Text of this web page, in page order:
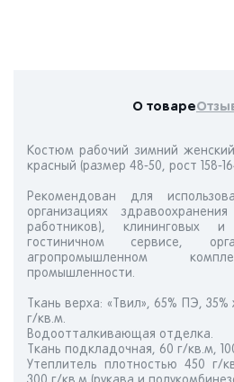
О товаре
Костюм рабочий зимний
красный (размер 48-50, рост 158-
Рекомендован для
организациях
работников), клининговых
гостиничном сервисе,
агропромышленном
промышленности.
Ткань верха: «Твил», 65% ПЭ,
г/кв.м.
Водоотталкивающая отделка.
Ткань подкладочная, 60 г/кв.м,
Утеплитель плотностью 450 г/